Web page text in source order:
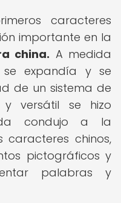
caracteres
importante en la
china. A medida
expandía y se
de un sistema de
y versátil se hizo
condujo a la
caracteres chinos,
pictográficos y
palabras y